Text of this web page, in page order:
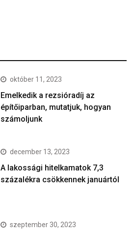
október 11, 2023
Emelkedik a rezsióradíj az
építőiparban, mutatjuk, hogyan
számoljunk
december 13, 2023
A lakossági hitelkamatok 7,3
százalékra csökkennek januártól
szeptember 30, 2023